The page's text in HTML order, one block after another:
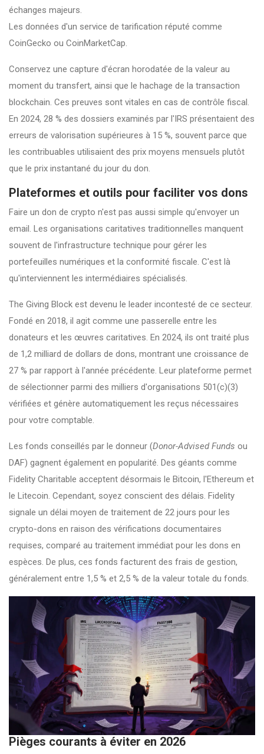
échanges majeurs.
Les données d'un service de tarification réputé comme
CoinGecko ou CoinMarketCap.
Conservez une capture d'écran horodatée de la valeur au
moment du transfert, ainsi que le hachage de la transaction
blockchain. Ces preuves sont vitales en cas de contrôle fiscal.
En 2024, 28 % des dossiers examinés par l'IRS présentaient des
erreurs de valorisation supérieures à 15 %, souvent parce que
les contribuables utilisaient des prix moyens mensuels plutôt
que le prix instantané du jour du don.
Plateformes et outils pour faciliter vos dons
Faire un don de crypto n'est pas aussi simple qu'envoyer un
email. Les organisations caritatives traditionnelles manquent
souvent de l'infrastructure technique pour gérer les
portefeuilles numériques et la conformité fiscale. C'est là
qu'interviennent les intermédiaires spécialisés.
The Giving Block est devenu le leader incontesté de ce secteur.
Fondé en 2018, il agit comme une passerelle entre les
donateurs et les œuvres caritatives. En 2024, ils ont traité plus
de 1,2 milliard de dollars de dons, montrant une croissance de
27 % par rapport à l'année précédente. Leur plateforme permet
de sélectionner parmi des milliers d'organisations 501(c)(3)
vérifiées et génère automatiquement les reçus nécessaires
pour votre comptable.
Les fonds conseillés par le donneur (Donor-Advised Funds ou
DAF) gagnent également en popularité. Des géants comme
Fidelity Charitable acceptent désormais le Bitcoin, l'Ethereum et
le Litecoin. Cependant, soyez conscient des délais. Fidelity
signale un délai moyen de traitement de 22 jours pour les
crypto-dons en raison des vérifications documentaires
requises, comparé au traitement immédiat pour les dons en
espèces. De plus, ces fonds facturent des frais de gestion,
généralement entre 1,5 % et 2,5 % de la valeur totale du fonds.
Pièges courants à éviter en 2026